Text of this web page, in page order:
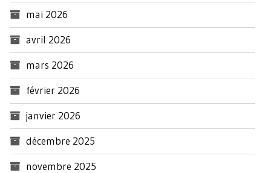
mai 2026
avril 2026
mars 2026
février 2026
janvier 2026
décembre 2025
novembre 2025